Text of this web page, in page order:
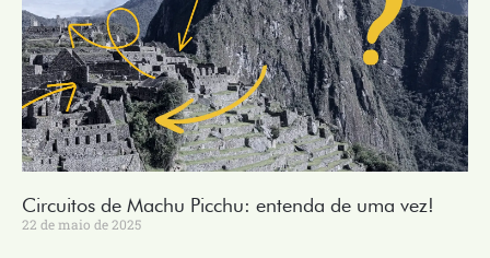
Circuitos de Machu Picchu: entenda de uma vez!
22 de maio de 2025